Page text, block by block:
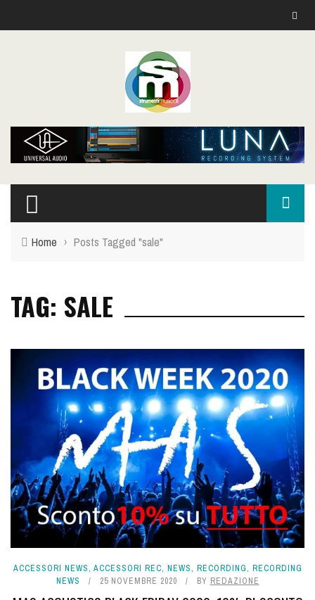
Home › Posts Tagged "sale"
TAG: SALE
ACCESSORI NEWS, ACCESSORI REC, NEWS, RECORDING, RECORDING
NEWS
25 NOVEMBRE 2020 BY REDAZIONE